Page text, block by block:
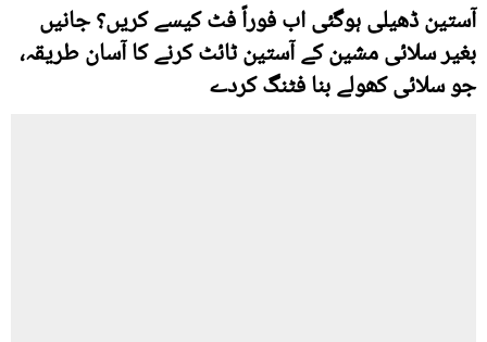
آستین ڈھیلی ہوگئی اب فوراً فٹ کیسے کریں؟ جانیں
بغیر سلائی مشین کے آستین ٹائٹ کرنے کا آسان طریقہ،
جو سلائی کھولے بنا فٹنگ کردے